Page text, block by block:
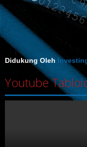
Didukung Oleh
Youtube